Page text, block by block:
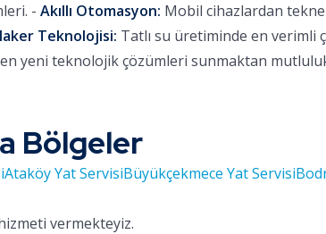
- Akıllı Otomasyon: Mobil cihazlardan
Teknolojisi: Tatlı su üretiminde en verimli
yeni teknolojik çözümleri sunmaktan
Bölgeler
Ataköy Yat ServisiBüyükçekmece Yat Servisi
vermekteyiz.